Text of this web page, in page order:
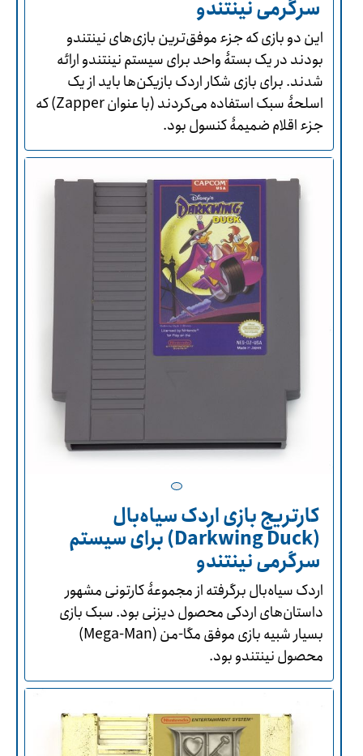
سرگرمی نینتندو
این دو بازی که جزء موفق‌ترین بازی‌های نینتندو
بودند در یک بستۀ واحد برای سیستم نینتندو ارائه
شدند. برای بازی شکار اردک بازیکن‌ها باید از یک
اسلحۀ سبک استفاده می‌کردند (با عنوان Zapper) که
جزء اقلام ضمیمۀ کنسول بود.
کارتریج بازی اردک سیاه‌بال
(Darkwing Duck) برای سیستم
سرگرمی نینتندو
اردک سیاه‌بال برگرفته از مجموعۀ کارتونی مشهور
داستان‌های اردکی محصول دیزنی بود. سبک بازی
بسیار شبیه بازی موفق مگا-من (Mega-Man)
محصول نینتندو بود.